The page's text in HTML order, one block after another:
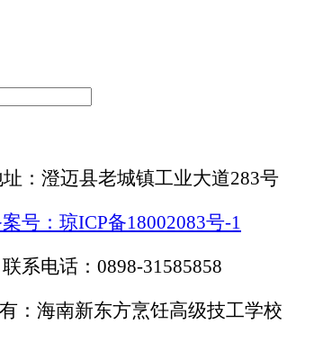
：澄迈县老城镇工业大道283号
号：琼ICP备18002083号-1
联系电话：0898-31585858
：海南新东方烹饪高级技工学校